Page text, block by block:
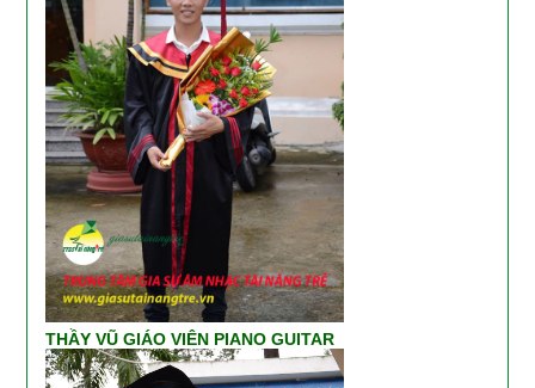
THẦY VŨ GIÁO VIÊN PIANO GUITAR